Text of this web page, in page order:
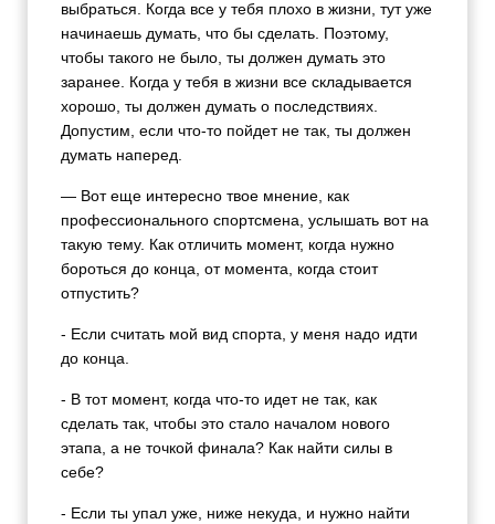
выбраться. Когда все у тебя плохо в жизни, тут уже
начинаешь думать, что бы сделать. Поэтому,
чтобы такого не было, ты должен думать это
заранее. Когда у тебя в жизни все складывается
хорошо, ты должен думать о последствиях.
Допустим, если что-то пойдет не так, ты должен
думать наперед.
— Вот еще интересно твое мнение, как
профессионального спортсмена, услышать вот на
такую тему. Как отличить момент, когда нужно
бороться до конца, от момента, когда стоит
отпустить?
- Если считать мой вид спорта, у меня надо идти
до конца.
- В тот момент, когда что-то идет не так, как
сделать так, чтобы это стало началом нового
этапа, а не точкой финала? Как найти силы в
себе?
- Если ты упал уже, ниже некуда, и нужно найти